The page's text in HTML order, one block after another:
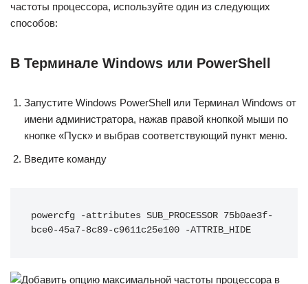
частоты процессора, используйте один из следующих
способов:
В Терминале Windows или PowerShell
Запустите Windows PowerShell или Терминал Windows от
имени администратора, нажав правой кнопкой мыши по
кнопке «Пуск» и выбрав соответствующий пункт меню.
Введите команду
powercfg -attributes SUB_PROCESSOR 75b0ae3f-
bce0-45a7-8c89-c9611c25e100 -ATTRIB_HIDE